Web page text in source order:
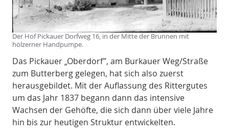
Der Hof Pickauer Dorfweg 16, in der Mitte der Brunnen mit
hölzerner Handpumpe.
Das Pickauer „Oberdorf”, am Burkauer Weg/Straße
zum Butterberg gelegen, hat sich also zuerst
herausgebildet. Mit der Auflassung des Rittergutes
um das Jahr 1837 begann dann das intensive
Wachsen der Gehöfte, die sich dann über viele Jahre
hin bis zur heutigen Struktur entwickelten.